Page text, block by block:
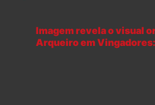
Imagem revela o visual
Arqueiro em